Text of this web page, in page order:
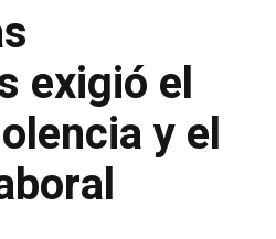
exigió el
y el